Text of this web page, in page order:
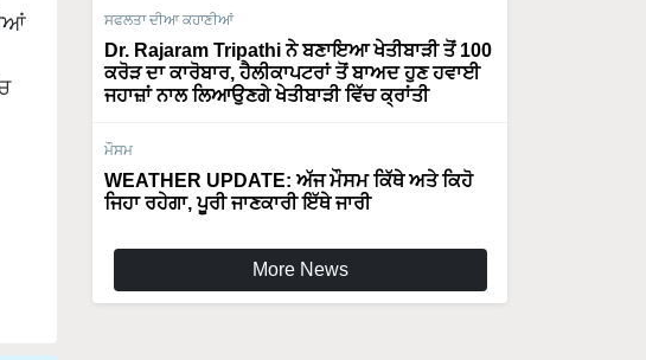
ਸਫਲਤਾ ਦੀਆ ਕਹਾਣੀਆਂ
Dr. Rajaram Tripathi ਨੇ ਬਣਾਇਆ ਖੇਤੀਬਾੜੀ ਤੋਂ 100
ਕਰੋੜ ਦਾ ਕਾਰੋਬਾਰ, ਹੈਲੀਕਾਪਟਰਾਂ ਤੋਂ ਬਾਅਦ ਹੁਣ ਹਵਾਈ
ਜਹਾਜ਼ਾਂ ਨਾਲ ਲਿਆਉਣਗੇ ਖੇਤੀਬਾੜੀ ਵਿੱਚ ਕ੍ਰਾਂਤੀ
ਮੌਸਮ
WEATHER UPDATE: ਅੱਜ ਮੌਸਮ ਕਿੱਥੇ ਅਤੇ ਕਿਹੋ
ਜਿਹਾ ਰਹੇਗਾ, ਪੂਰੀ ਜਾਣਕਾਰੀ ਇੱਥੇ ਜਾਰੀ
More News